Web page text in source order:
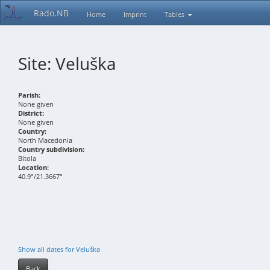
Rado.NB Home Imprint Tables
Site: Veluška
Parish:
None given
District:
None given
Country:
North Macedonia
Country subdivision:
Bitola
Location:
40.9°/21.3667°
Show all dates for Veluška
Back